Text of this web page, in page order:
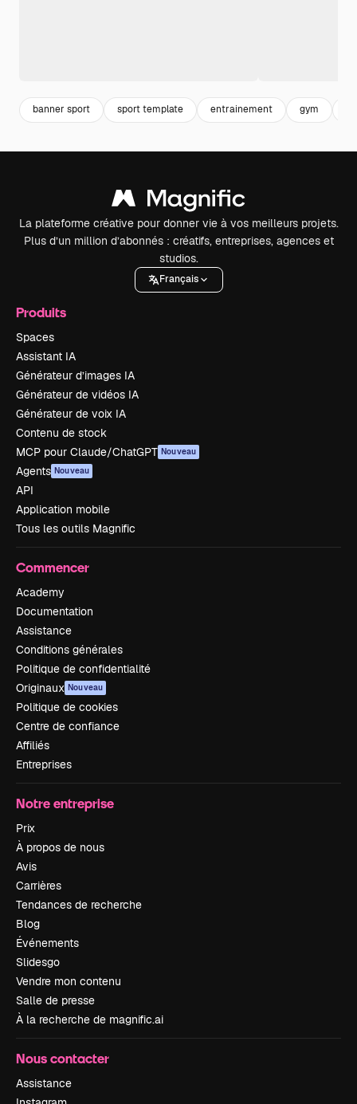
banner sport sport template entrainement gym
La plateforme créative pour donner vie à vos meilleurs projets.
Plus d’un million d’abonnés : créatifs, entreprises, agences et
studios.
Français
Produits
Spaces
Assistant IA
Générateur d’images IA
Générateur de vidéos IA
Générateur de voix IA
Contenu de stock
MCP pour Claude/ChatGPT Nouveau
Agents Nouveau
API
Application mobile
Tous les outils Magnific
Commencer
Academy
Documentation
Assistance
Conditions générales
Politique de confidentialité
Originaux Nouveau
Politique de cookies
Centre de confiance
Affiliés
Entreprises
Notre entreprise
Prix
À propos de nous
Avis
Carrières
Tendances de recherche
Blog
Événements
Slidesgo
Vendre mon contenu
Salle de presse
À la recherche de magnific.ai
Nous contacter
Assistance